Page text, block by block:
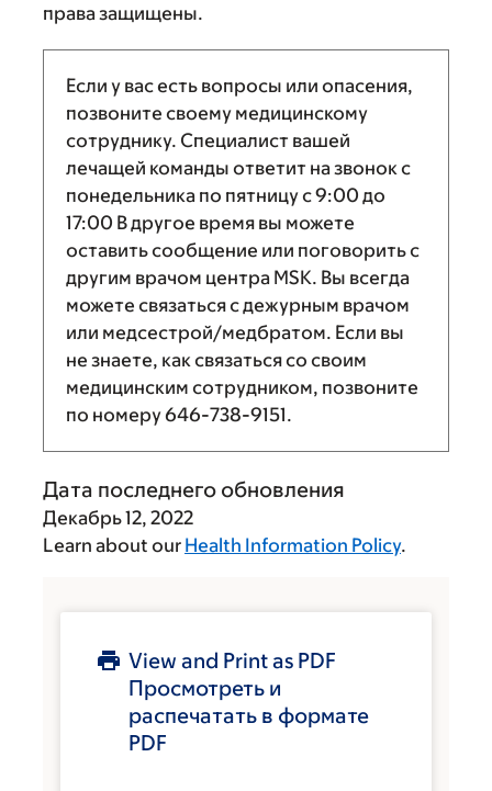
права защищены.
Если у вас есть вопросы или опасения,
позвоните своему медицинскому
сотруднику. Специалист вашей
лечащей команды ответит на звонок с
понедельника по пятницу с9:00 до
17:00 В другое время вы можете
оставить сообщение или поговорить с
другим врачом центра MSK. Вы всегда
можете связаться с дежурным врачом
или медсестрой/медбратом. Если вы
не знаете, как связаться со своим
медицинским сотрудником, позвоните
по номеру646-738-9151.
Дата последнего обновления
Декабрь 12, 2022
Learn about our Health Information Policy.
View and Print as PDF
Просмотреть и
распечатать в формате
PDF